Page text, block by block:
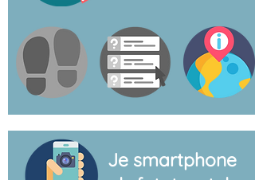
Je smartphone